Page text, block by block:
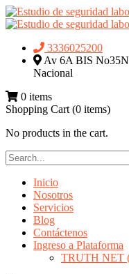
3336025200
Av 6A BIS
Nacional
0 items
Shopping Cart (0 items)
No products in the cart.
Inicio
Nosotros
Servicios
Blog
Contáctenos
Ingreso a Plataforma
TRUTH NET